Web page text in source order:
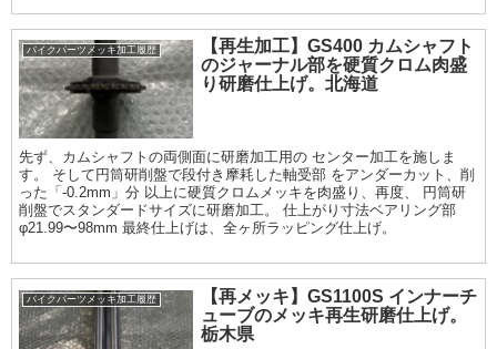
バイクパーツメッキ加工履歴
【再生加工】GS400 カムシャフト
のジャーナル部を硬質クロム肉盛
り研磨仕上げ。北海道
先ず、カムシャフトの両側面に研磨加工用の センター加工を施しま
す。 そして円筒研削盤で段付き摩耗した軸受部 をアンダーカット、削
った「-0.2mm」分 以上に硬質クロムメッキを肉盛り、再度、 円筒研
削盤でスタンダードサイズに研磨加工。 仕上がり寸法ベアリング部
φ21.99〜98mm 最終仕上げは、全ヶ所ラッピング仕上げ。
バイクパーツメッキ加工履歴
【再メッキ】GS1100S インナーチ
ューブのメッキ再生研磨仕上げ。
栃木県